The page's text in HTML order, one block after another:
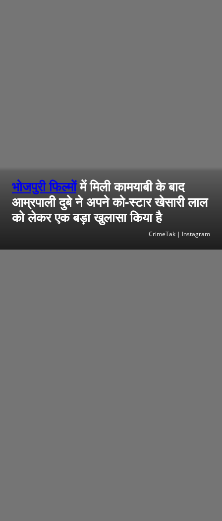
भोजपुरी फिल्मोंमें मिली कामयाबी के बाद
आम्रपाली दुबे ने अपने को-स्टार खेसारी लाल
को लेकर एक बड़ा खुलासा किया है
CrimeTak | Instagram